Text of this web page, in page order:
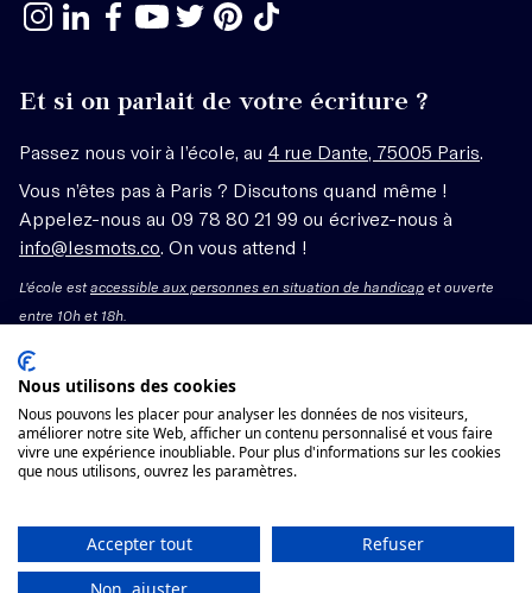
Et si on parlait de votre écriture ?
Passez nous voir à l’école, au 4 rue Dante, 75005 Paris
Vous n’êtes pas à Paris ? Discutons quand même !
Appelez-nous au 09 78 80 21 99 ou écrivez-nous à
info@lesmots.co . On vous attend !
L'école estaccessible aux personnes en situation de handicap et ouverte
entre 10h et 18h.
Mentions légales – CGV
Organisme de formation enregistré sous le numéro
11755662775 auprès du préfet de région Île-de-France.
Voir les conditions générales de vente
Nous utilisons des cookies
Nous pouvons les placer pour analyser les données de nos visiteurs,
améliorer notre site Web, afficher un contenu personnalisé et vous faire
vivre une expérience inoubliable. Pour plus d'informations sur les cookies
que nous utilisons, ouvrez les paramètres.
Accepter tout
Refuser